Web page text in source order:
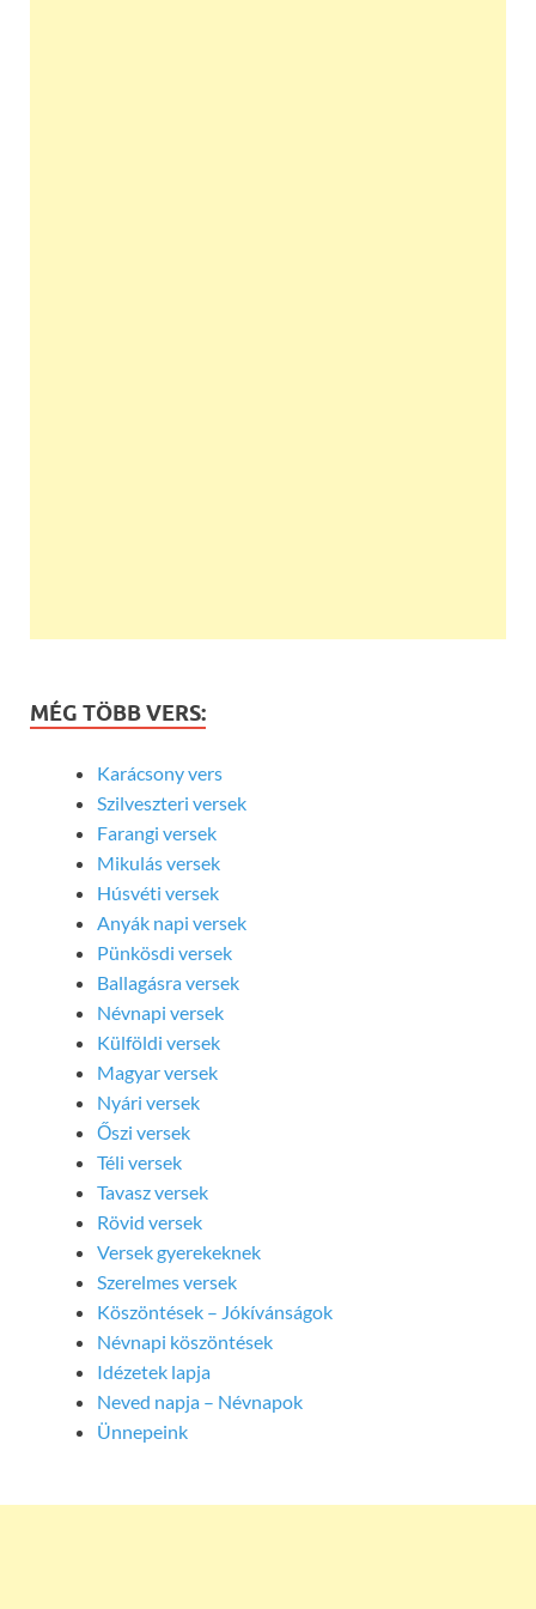
MÉG TÖBB VERS:
Karácsony vers
Szilveszteri versek
Farangi versek
Mikulás versek
Húsvéti versek
Anyák napi versek
Pünkösdi versek
Ballagásra versek
Névnapi versek
Külföldi versek
Magyar versek
Nyári versek
Őszi versek
Téli versek
Tavasz versek
Rövid versek
Versek gyerekeknek
Szerelmes versek
Köszöntések – Jókívánságok
Névnapi köszöntések
Idézetek lapja
Neved napja – Névnapok
Ünnepeink